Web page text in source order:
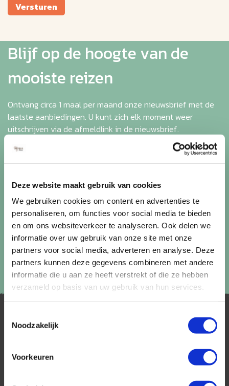
Deze website maakt gebruik van cookies
We gebruiken cookies om content en advertenties te
personaliseren, om functies voor social media te bieden
en om ons websiteverkeer te analyseren. Ook delen we
informatie over uw gebruik van onze site met onze
partners voor social media, adverteren en analyse. Deze
partners kunnen deze gegevens combineren met andere
informatie die u aan ze heeft verstrekt of die ze hebben
verzameld op basis van uw gebruik van hun services.
Noodzakelijk
Voorkeuren
Versturen
Blijf op de hoogte van de
mooiste reizen
Ontvang circa 1 maal per maand onze nieuwsbrief met de
laatste aanbiedingen. U kunt zich elk moment weer
uitschrijven via de afmeldlink in de nieuwsbrief.
gegevens.
AfrikaPlus is al 25 jaar toonaangevend op de